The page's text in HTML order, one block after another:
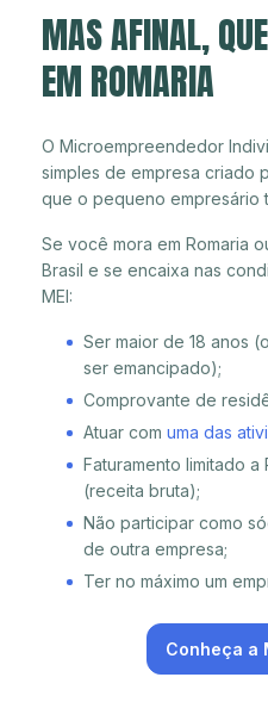
MAS AFINAL,
EM ROMARIA
O Microempreendedor
simples de empresa criado
que o pequeno empresário
Se você mora em Romaria
Brasil e se encaixa nas
MEI:
Ser maior de 18 anos
ser emancipado);
Comprovante de
Atuar com uma das
Faturamento limitado
(receita bruta);
Não participar como
de outra empresa;
Ter no máximo um
Conheça a